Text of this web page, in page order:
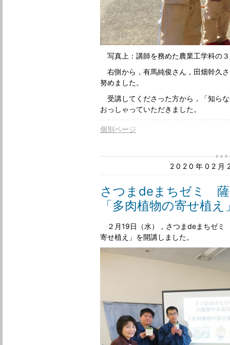
写真上：講師を務めた農業工学科の
右側から，有馬純俊さん，田畑幹久
努めました。
受講してくださった方から，「知ら
おっしゃっていただきました。
個別ページ
2020年02月
さつまdeまちゼミ
「多肉植物の寄せ植え
２月19日（水），さつまdeまちゼミ
寄せ植え」を開講しました。